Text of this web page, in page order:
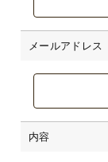
メールアドレス
内容